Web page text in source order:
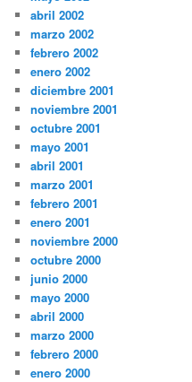
abril 2002
marzo 2002
febrero 2002
enero 2002
diciembre 2001
noviembre 2001
octubre 2001
mayo 2001
abril 2001
marzo 2001
febrero 2001
enero 2001
noviembre 2000
octubre 2000
junio 2000
mayo 2000
abril 2000
marzo 2000
febrero 2000
enero 2000